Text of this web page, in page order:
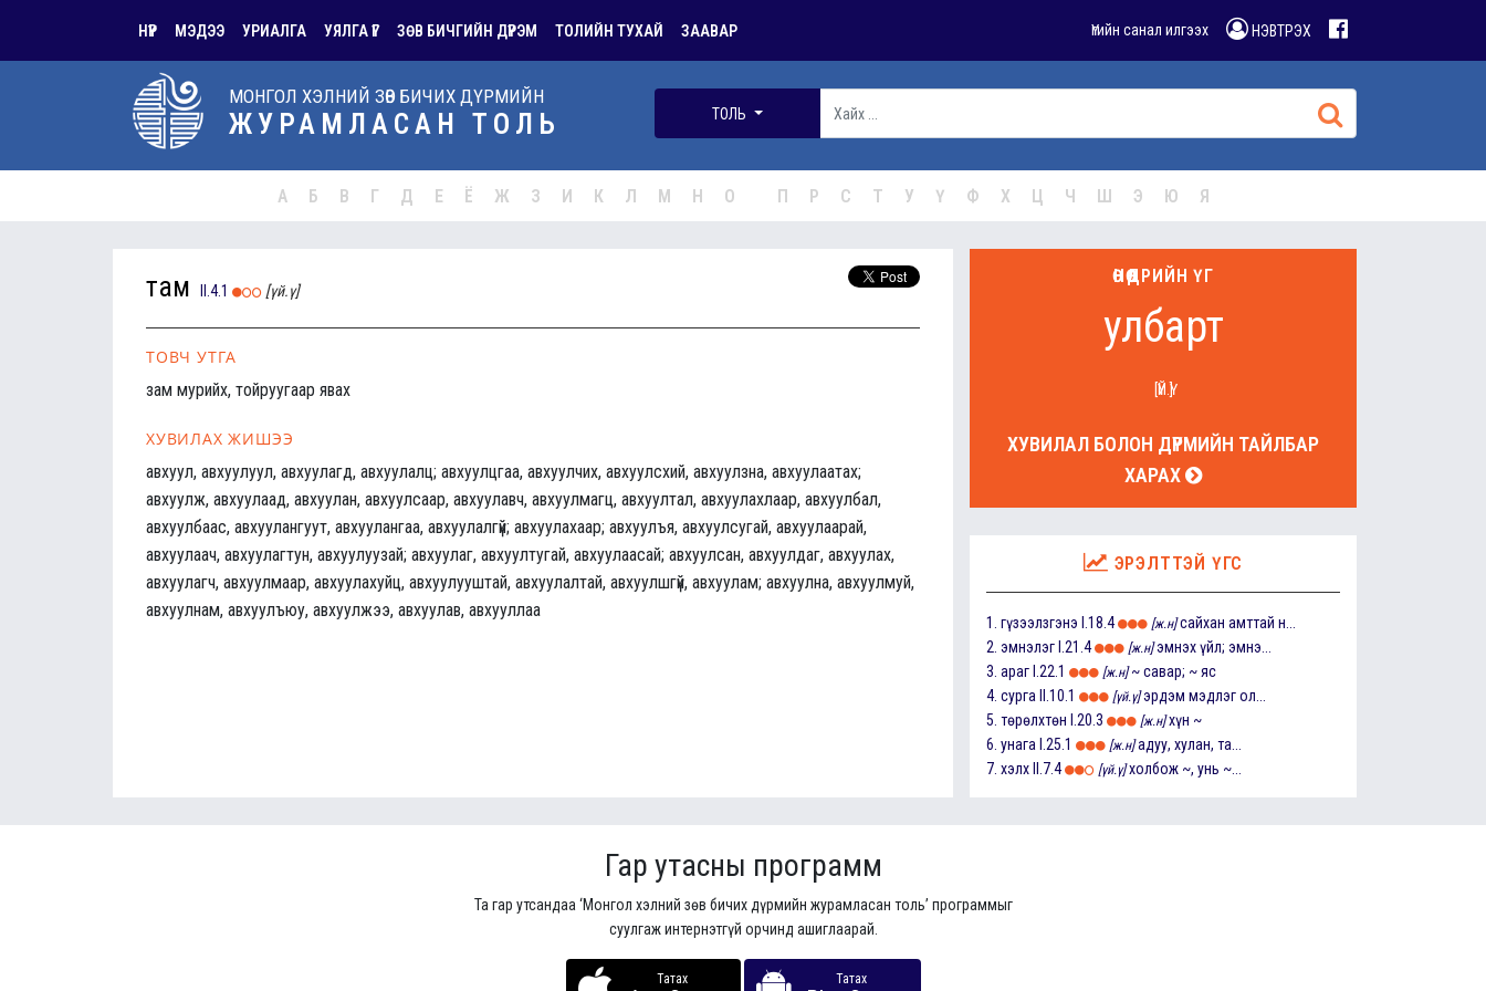
НҮҮР МЭДЭЭ УРИАЛГА УЯЛГА ҮГ ЗӨВ БИЧГИЙН ДҮРЭМ ТОЛИЙН ТУХАЙ ЗААВАР Үгийн санал илгээх НЭВТРЭХ
МОНГОЛ ХЭЛНИЙ ЗӨВ БИЧИХ ДҮРМИЙН
ЖУРАМЛАСАН ТОЛЬ ТОЛЬ
А Б В Г Д Е Ё Ж З И К Л М Н О П Р С Т У Ү Ф Х Ц Ч Ш Э Ю Я
там II.4.1 [үй.ү]
ТОВЧ УТГА
зам мурийх, тойруугаар явах
ХУВИЛАХ ЖИШЭЭ
авхуул, авхуулуул, авхуулагд, авхуулалц; авхуулцгаа, авхуулчих, авхуулсхий, авхуулзна, авхуулаатах;
авхуулж, авхуулаад, авхуулан, авхуулсаар, авхуулавч, авхуулмагц, авхуултал, авхуулахлаар, авхуулбал,
авхуулбаас, авхуулангуут, авхуулангаа, авхуулалгүй; авхуулахаар; авхуулъя, авхуулсугай, авхуулаарай,
авхуулаач, авхуулагтун, авхуулуузай; авхуулаг, авхуултугай, авхуулаасай; авхуулсан, авхуулдаг, авхуулах,
авхуулагч, авхуулмаар, авхуулахуйц, авхуулууштай, авхуулалтай, авхуулшгүй, авхуулам; авхуулна, авхуулмуй,
авхуулнам, авхуулъюу, авхуулжээ, авхуулав, авхууллаа
ӨНӨӨДРИЙН ҮГ
улбарт
[ҮЙ.Ү]
ХУВИЛАЛ БОЛОН ДҮРМИЙН ТАЙЛБАР
ХАРАХ
ЭРЭЛТТЭЙ ҮГС
1. гүзээлзгэнэ I.18.4 [ж.н] сайхан амттай н...
2. эмнэлэг I.21.4 [ж.н] эмнэх үйл; эмнэ...
3. араг I.22.1 [ж.н] ~ савар; ~ яс
4. сурга II.10.1 [үй.ү] эрдэм мэдлэг ол...
5. төрөлхтөн I.20.3 [ж.н] хүн ~
6. унага I.25.1 [ж.н] адуу, хулан, та...
7. хэлх II.7.4 [үй.ү] холбож ~, унь ~...
Гар утасны программ
Та гар утсандаа ‘Монгол хэлний зөв бичих дүрмийн журамласан толь’ программыг
суулгаж интернэтгүй орчинд ашиглаарай.
Татах Татах